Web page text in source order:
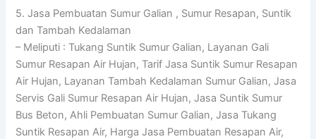
5. Jasa Pembuatan Sumur Galian , Sumur Resapan, Suntik
dan Tambah Kedalaman
– Meliputi : Tukang Suntik Sumur Galian, Layanan Gali
Sumur Resapan Air Hujan, Tarif Jasa Suntik Sumur Resapan
Air Hujan, Layanan Tambah Kedalaman Sumur Galian, Jasa
Servis Gali Sumur Resapan Air Hujan, Jasa Suntik Sumur
Bus Beton, Ahli Pembuatan Sumur Galian, Jasa Tukang
Suntik Resapan Air, Harga Jasa Pembuatan Resapan Air,